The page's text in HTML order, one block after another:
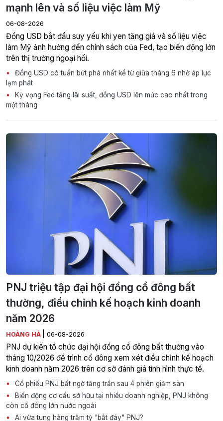
mạnh lên và số liệu việc làm Mỹ
06-08-2026
Đồng USD bắt đầu suy yếu khi yen tăng giá và số liệu việc
làm Mỹ ảnh hưởng đến chính sách của Fed, tạo biến động lớn
trên thị trường ngoại hối.
Đồng USD có tuần bứt phá nhất kể từ giữa tháng 6 nhờ áp lực
lạm phát
Kỳ vọng Fed tăng lãi suất, đồng USD lên mức cao nhất trong
một tháng
PNJ triệu tập đại hội đồng cổ đông bất
thường, điều chỉnh kế hoạch kinh doanh
năm 2026
HOÀNG HÀ 06-08-2026
PNJ dự kiến tổ chức đại hội đồng cổ đông bất thường vào
tháng 10/2026 để trình cổ đông xem xét điều chỉnh kế hoạch
kinh doanh năm 2026 trên cơ sở đánh giá tình hình thực tế.
Cổ phiếu PNJ bất ngờ tăng trần sau 4 phiên giảm sàn
Biến động cơ cấu sở hữu tại nhiều doanh nghiệp, PNJ không
còn cổ đông lớn nước ngoài
Ai vừa tung hàng trăm tỷ "bắt đáy" PNJ?